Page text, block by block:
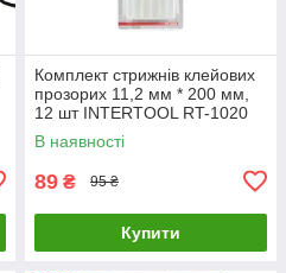
Комплект стрижнів клейових
прозорих 11,2 мм * 200 мм,
12 шт INTERTOOL RT-1020
LuxPrice
В наявності
89 ₴ 95 ₴
Купити